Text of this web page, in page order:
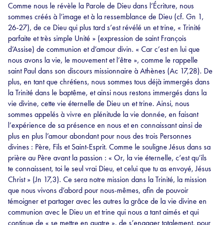
Comme nous le révèle la Parole de Dieu dans l’Écriture, nous
sommes créés à l’image et à la ressemblance de Dieu (cf. Gn 1,
26-27), de ce Dieu qui plus tard s’est révélé un et trine, « Trinité
parfaite et très simple Unité » (expression de saint François
d’Assise) de communion et d’amour divin. « Car c’est en lui que
nous avons la vie, le mouvement et l’être », comme le rappelle
saint Paul dans son discours missionnaire à Athènes (Ac 17,28). De
plus, en tant que chrétiens, nous sommes tous déjà immergés dans
la Trinité dans le baptême, et ainsi nous restons immergés dans la
vie divine, cette vie éternelle de Dieu un et trine. Ainsi, nous
sommes appelés à vivre en plénitude la vie donnée, en faisant
l’expérience de sa présence en nous et en connaissant ainsi de
plus en plus l’amour abondant pour nous des trois Personnes
divines : Père, Fils et Saint-Esprit. Comme le souligne Jésus dans sa
prière au Père avant la passion : « Or, la vie éternelle, c’est qu’ils
te connaissent, toi le seul vrai Dieu, et celui que tu as envoyé, Jésus
Christ » (Jn 17,3). Ce sera notre mission dans la Trinité, la mission
que nous vivons d’abord pour nous-mêmes, afin de pouvoir
témoigner et partager avec les autres la grâce de la vie divine en
communion avec le Dieu un et trine qui nous a tant aimés et qui
continue de « se mettre en quatre », de s’engager totalement, pour